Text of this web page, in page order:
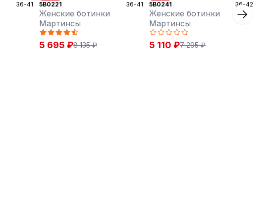
36-41
5B0221
36-41
Женские ботинки
Мартинсы
5 695 ₽8 135 ₽
5B0241
36-42
Женские ботинки
Мартинсы
5 110 ₽7 295 ₽